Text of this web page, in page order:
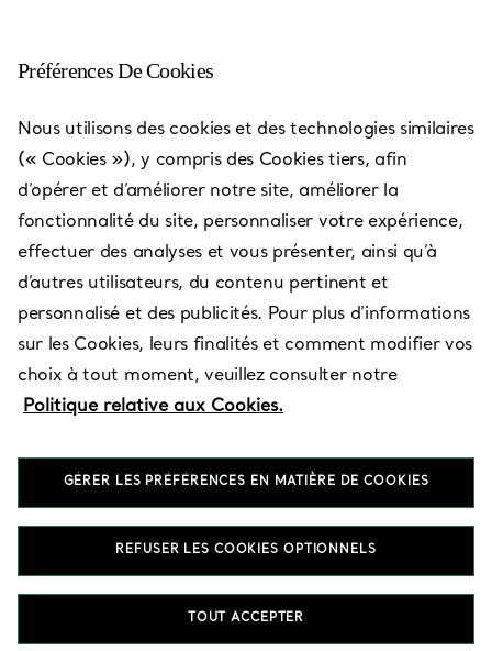
Chuo-Ku, Tokyo -
Nihonbashi Mitsukoshi
Ouvert aujourd’hui jusqu’à 19:30
Services disponibles
1-4-1 Nihonbashi Muromachi,Tokyo, Tokyo,JP 103-8001
0120-336-325
Trouver votre boutique
Préférences De Cookies
Nous utilisons des cookies et des technologies similaires
(« Cookies »), y compris des Cookies tiers, afin
d’opérer et d’améliorer notre site, améliorer la
fonctionnalité du site, personnaliser votre expérience,
effectuer des analyses et vous présenter, ainsi qu’à
d’autres utilisateurs, du contenu pertinent et
personnalisé et des publicités. Pour plus d’informations
sur les Cookies, leurs finalités et comment modifier vos
choix à tout moment, veuillez consulter notre
Politique relative aux Cookies.
GÉRER LES PRÉFÉRENCES EN MATIÈRE DE COOKIES
REFUSER LES COOKIES OPTIONNELS
TOUT ACCEPTER